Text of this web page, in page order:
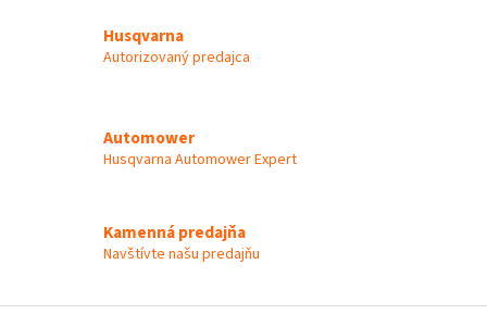
a
r
y
v
Husqvarna
Autorizovaný predajca
Automower
Husqvarna Automower Expert
Kamenná predajňa
Navštívte našu predajňu